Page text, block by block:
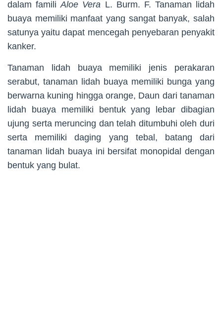
dalam familiAloe Vera L. Burm. F. Tanaman lidah
buaya memiliki manfaat yang sangat banyak, salah
satunya yaitu dapat mencegah penyebaran penyakit
kanker.
Tanaman lidah buaya memiliki jenis perakaran
serabut, tanaman lidah buaya memiliki bunga yang
berwarna kuning hingga orange, Daun dari tanaman
lidah buaya memiliki bentuk yang lebar dibagian
ujung serta meruncing dan telah ditumbuhi oleh duri
serta memiliki daging yang tebal, batang dari
tanaman lidah buaya ini bersifat monopidal dengan
bentuk yang bulat.